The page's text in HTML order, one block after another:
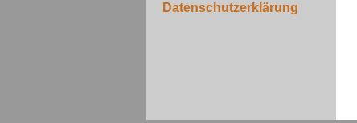
Datenschutzerklärung